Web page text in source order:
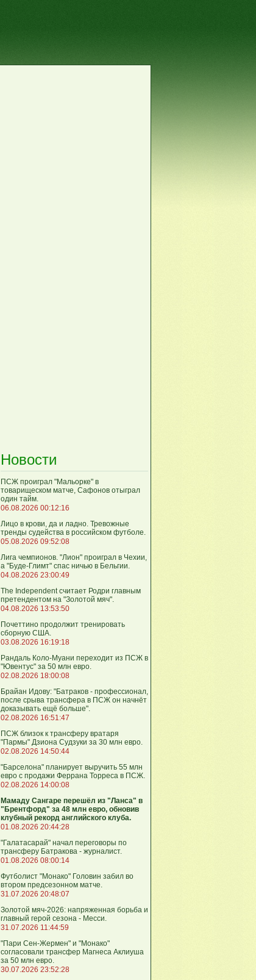
Новости
ПСЖ проиграл "Мальорке" в
товарищеском матче, Сафонов отыграл
один тайм.
06.08.2026 00:12:16
Лицо в крови, да и ладно. Тревожные
тренды судейства в российском футболе.
05.08.2026 09:52:08
Лига чемпионов. "Лион" проиграл в Чехии,
а "Буде-Глимт" спас ничью в Бельгии.
04.08.2026 23:00:49
The Independent считает Родри главным
претендентом на "Золотой мяч".
04.08.2026 13:53:50
Почеттино продолжит тренировать
сборную США.
03.08.2026 16:19:18
Рандаль Коло-Муани переходит из ПСЖ в
"Ювентус" за 50 млн евро.
02.08.2026 18:00:08
Брайан Идову: "Батраков - профессионал,
после срыва трансфера в ПСЖ он начнёт
доказывать ещё больше".
02.08.2026 16:51:47
ПСЖ близок к трансферу вратаря
"Пармы" Дзиона Судзуки за 30 млн евро.
02.08.2026 14:50:44
"Барселона" планирует выручить 55 млн
евро с продажи Феррана Торреса в ПСЖ.
02.08.2026 14:00:08
Мамаду Сангаре перешёл из "Ланса" в
"Брентфорд" за 48 млн евро, обновив
клубный рекорд английского клуба.
01.08.2026 20:44:28
"Галатасарай" начал переговоры по
трансферу Батракова - журналист.
01.08.2026 08:00:14
Футболист "Монако" Головин забил во
втором предсезонном матче.
31.07.2026 20:48:07
Золотой мяч-2026: напряженная борьба и
главный герой сезона - Месси.
31.07.2026 11:44:59
"Пари Сен-Жермен" и "Монако"
согласовали трансфер Магнеса Аклиуша
за 50 млн евро.
30.07.2026 23:52:28